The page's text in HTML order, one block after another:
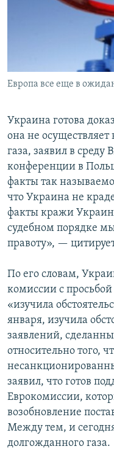
СОЦИАЛЬНЫЕ СЕТИ
Европа все еще в
Украина готова
она не
газа, заявил в
конференции в
факты так
что Украина не
факты кражи
судебном порядке
правоту», —
По его словам,
комиссии с
«изучила
января, изучила
заявлений,
относительно того,
заявил, что готов
Еврокомиссии,
возобновление
Между тем, и
долгожданного газа.